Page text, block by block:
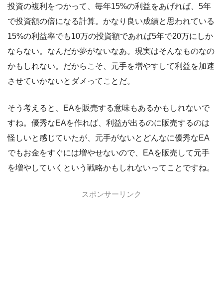
投資の複利をつかって、毎年15%の利益をあげれば、5年
で投資額の倍になる計算。かなり良い成績と思われている
15%の利益率でも10万の投資額であれば5年で20万にしか
ならない。なんだか夢がないなあ。現実はそんなものなの
かもしれない。だからこそ、元手を増やすして利益を加速
させていかないとダメってことだ。
そう考えると、EAを販売する意味もあるかもしれないで
すね。優秀なEAを作れば、利益が出るのに販売するのは
怪しいと感じていたが、元手がないとどんなに優秀なEA
でもお金をすぐには増やせないので、EAを販売して元手
を増やしていくという戦略かもしれないってことですね。
スポンサーリンク